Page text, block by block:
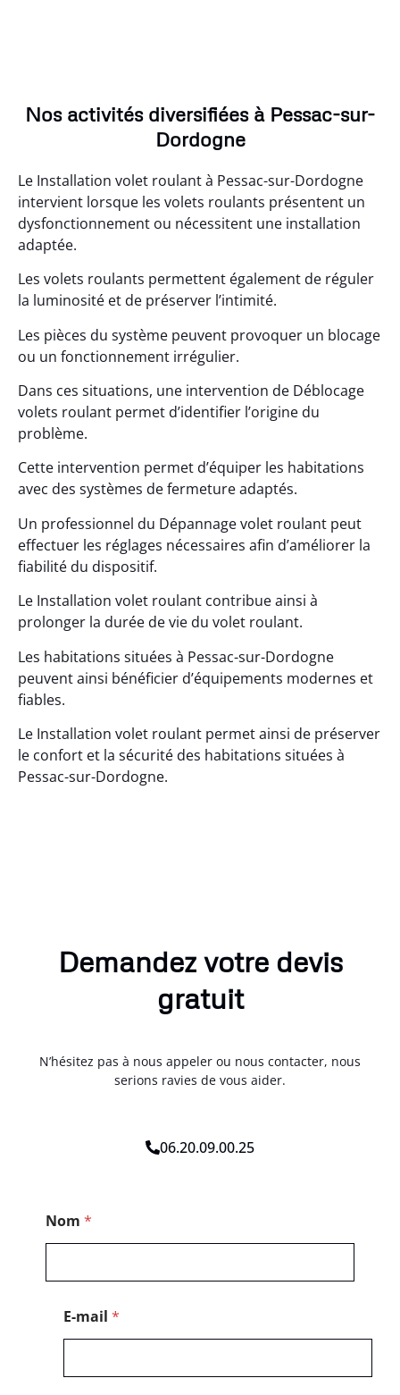
Nos activités diversifiées à Pessac-sur-
Dordogne
Le Installation volet roulant à Pessac-sur-Dordogne
intervient lorsque les volets roulants présentent un
dysfonctionnement ou nécessitent une installation
adaptée.
Les volets roulants permettent également de réguler
la luminosité et de préserver l’intimité.
Les pièces du système peuvent provoquer un blocage
ou un fonctionnement irrégulier.
Dans ces situations, une intervention de Déblocage
volets roulant permet d’identifier l’origine du
problème.
Cette intervention permet d’équiper les habitations
avec des systèmes de fermeture adaptés.
Un professionnel du Dépannage volet roulant peut
effectuer les réglages nécessaires afin d’améliorer la
fiabilité du dispositif.
Le Installation volet roulant contribue ainsi à
prolonger la durée de vie du volet roulant.
Les habitations situées à Pessac-sur-Dordogne
peuvent ainsi bénéficier d’équipements modernes et
fiables.
Le Installation volet roulant permet ainsi de préserver
le confort et la sécurité des habitations situées à
Pessac-sur-Dordogne.
Demandez votre devis
gratuit
N’hésitez pas à nous appeler ou nous contacter, nous
serions ravies de vous aider.
06.20.09.00.25
Nom *
E-mail *